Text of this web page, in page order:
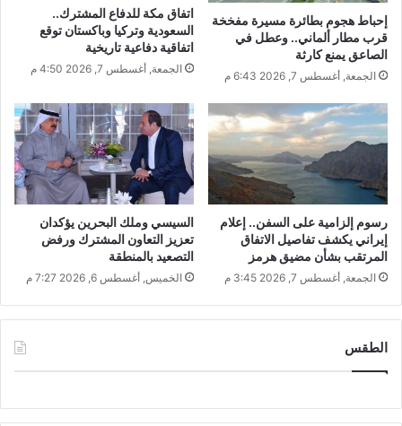
إحباط هجوم بطائرة مسيرة مفخخة
قرب مطار ألماني.. وعطل في
الصاعق يمنع كارثة
الجمعة, أغسطس 7, 2026 6:43 م
اتفاق مكة للدفاع المشترك..
السعودية وتركيا وباكستان توقع
اتفاقية دفاعية تاريخية
الجمعة, أغسطس 7, 2026 4:50 م
رسوم إلزامية على السفن.. إعلام
إيراني يكشف تفاصيل الاتفاق
المرتقب بشأن مضيق هرمز
الجمعة, أغسطس 7, 2026 3:45 م
السيسي وملك البحرين يؤكدان
تعزيز التعاون المشترك ورفض
التصعيد بالمنطقة
الخميس, أغسطس 6, 2026 7:27 م
الطقس